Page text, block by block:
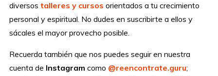
diversostalleres y cursos orientados a tu crecimiento
personal y espiritual. No dudes en suscribirte a ellos y
sácales el mayor provecho posible.
Recuerda también que nos puedes seguir en nuestra
cuenta de Instagram como @reencontrate.guru;